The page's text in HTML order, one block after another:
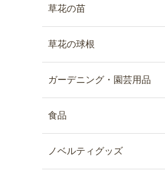
草花の苗
草花の球根
ガーデニング・園芸用品
食品
ノベルティグッズ